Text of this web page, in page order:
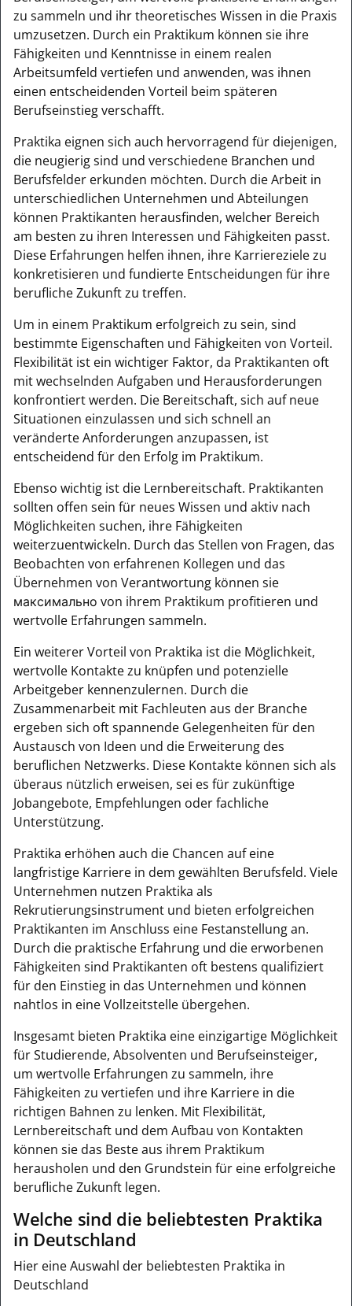
zu sammeln und ihr theoretisches Wissen in die Praxis
umzusetzen. Durch ein Praktikum können sie ihre
Fähigkeiten und Kenntnisse in einem realen
Arbeitsumfeld vertiefen und anwenden, was ihnen
einen entscheidenden Vorteil beim späteren
Berufseinstieg verschafft.
Praktika eignen sich auch hervorragend für diejenigen,
die neugierig sind und verschiedene Branchen und
Berufsfelder erkunden möchten. Durch die Arbeit in
unterschiedlichen Unternehmen und Abteilungen
können Praktikanten herausfinden, welcher Bereich
am besten zu ihren Interessen und Fähigkeiten passt.
Diese Erfahrungen helfen ihnen, ihre Karriereziele zu
konkretisieren und fundierte Entscheidungen für ihre
berufliche Zukunft zu treffen.
Um in einem Praktikum erfolgreich zu sein, sind
bestimmte Eigenschaften und Fähigkeiten von Vorteil.
Flexibilität ist ein wichtiger Faktor, da Praktikanten oft
mit wechselnden Aufgaben und Herausforderungen
konfrontiert werden. Die Bereitschaft, sich auf neue
Situationen einzulassen und sich schnell an
veränderte Anforderungen anzupassen, ist
entscheidend für den Erfolg im Praktikum.
Ebenso wichtig ist die Lernbereitschaft. Praktikanten
sollten offen sein für neues Wissen und aktiv nach
Möglichkeiten suchen, ihre Fähigkeiten
weiterzuentwickeln. Durch das Stellen von Fragen, das
Beobachten von erfahrenen Kollegen und das
Übernehmen von Verantwortung können sie
максимально von ihrem Praktikum profitieren und
wertvolle Erfahrungen sammeln.
Ein weiterer Vorteil von Praktika ist die Möglichkeit,
wertvolle Kontakte zu knüpfen und potenzielle
Arbeitgeber kennenzulernen. Durch die
Zusammenarbeit mit Fachleuten aus der Branche
ergeben sich oft spannende Gelegenheiten für den
Austausch von Ideen und die Erweiterung des
beruflichen Netzwerks. Diese Kontakte können sich als
überaus nützlich erweisen, sei es für zukünftige
Jobangebote, Empfehlungen oder fachliche
Unterstützung.
Praktika erhöhen auch die Chancen auf eine
langfristige Karriere in dem gewählten Berufsfeld. Viele
Unternehmen nutzen Praktika als
Rekrutierungsinstrument und bieten erfolgreichen
Praktikanten im Anschluss eine Festanstellung an.
Durch die praktische Erfahrung und die erworbenen
Fähigkeiten sind Praktikanten oft bestens qualifiziert
für den Einstieg in das Unternehmen und können
nahtlos in eine Vollzeitstelle übergehen.
Insgesamt bieten Praktika eine einzigartige Möglichkeit
für Studierende, Absolventen und Berufseinsteiger,
um wertvolle Erfahrungen zu sammeln, ihre
Fähigkeiten zu vertiefen und ihre Karriere in die
richtigen Bahnen zu lenken. Mit Flexibilität,
Lernbereitschaft und dem Aufbau von Kontakten
können sie das Beste aus ihrem Praktikum
herausholen und den Grundstein für eine erfolgreiche
berufliche Zukunft legen.
Welche sind die beliebtesten Praktika
in Deutschland
Hier eine Auswahl der beliebtesten Praktika in
Deutschland